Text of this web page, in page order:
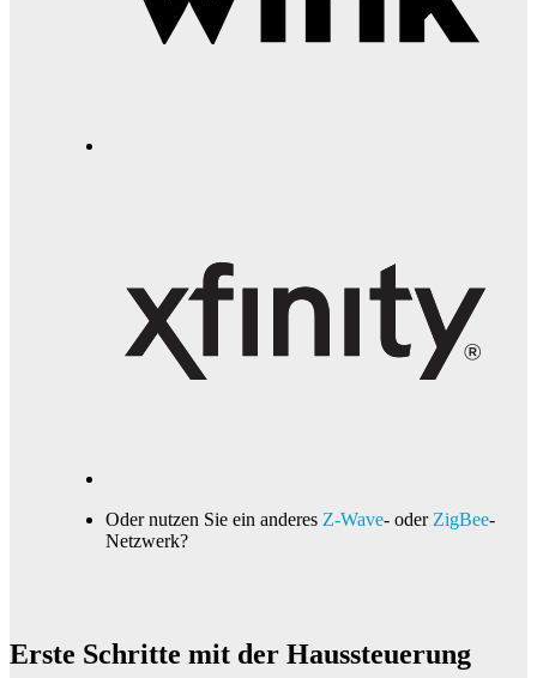
Oder nutzen Sie ein anderes Z-Wave- oderZigBee-
Netzwerk?
Erste Schritte mit der Haussteuerung